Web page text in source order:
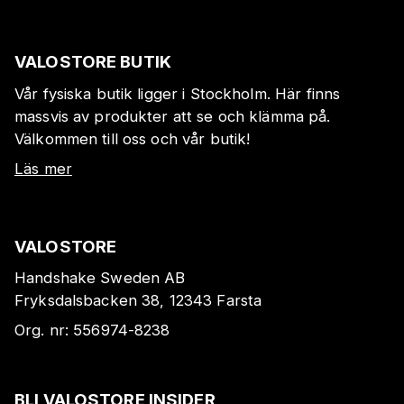
VALOSTORE BUTIK
Vår fysiska butik ligger i Stockholm. Här finns
massvis av produkter att se och klämma på.
Välkommen till oss och vår butik!
Läs mer
VALOSTORE
Handshake Sweden AB
Fryksdalsbacken 38, 12343 Farsta
Org. nr: 556974-8238
BLI VALOSTORE INSIDER